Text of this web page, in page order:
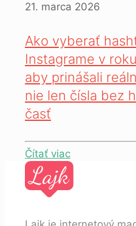
21. marca 2026
Ako vyberať
Instagrame v
aby prinášali
nie len čísla bez
časť
Čítať viac